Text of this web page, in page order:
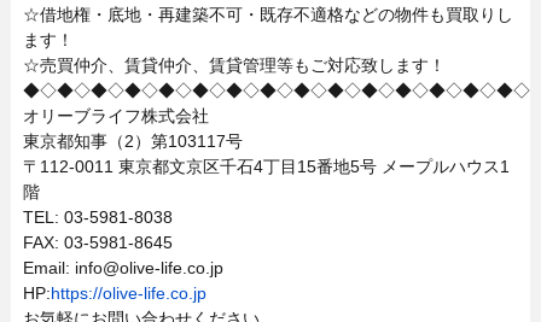
☆借地権・底地・再建築不可・既存不適格などの物件も買取りし
ます！
☆売買仲介、賃貸仲介、賃貸管理等もご対応致します！
◆◇◆◇◆◇◆◇◆◇◆◇◆◇◆◇◆◇◆◇◆◇◆◇◆◇◆◇◆◇
オリーブライフ株式会社
東京都知事（2）第103117号
〒112-0011 東京都文京区千石4丁目15番地5号 メープルハウス1
階
TEL: 03-5981-8038
FAX: 03-5981-8645
Email: info@olive-life.co.jp
HP:https://olive-life.co.jp